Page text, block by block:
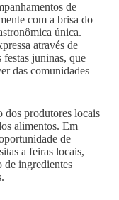
de
com a brisa do
única.
através de
juninas, que
das comunidades
dos produtores locais
alimentos. Em
de
a feiras locais,
de ingredientes